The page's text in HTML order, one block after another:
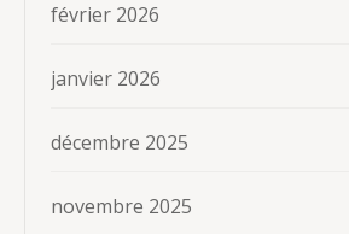
février 2026
janvier 2026
décembre 2025
novembre 2025